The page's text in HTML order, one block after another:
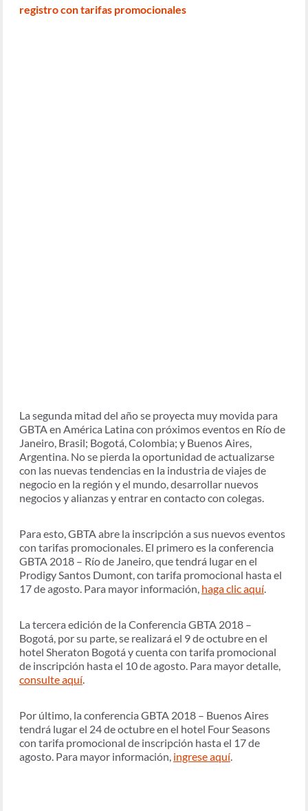
registro con tarifas promocionales
La segunda mitad del año se proyecta muy movida para
GBTA en América Latina con próximos eventos en Río de
Janeiro, Brasil; Bogotá, Colombia; y Buenos Aires,
Argentina. No se pierda la oportunidad de actualizarse
con las nuevas tendencias en la industria de viajes de
negocio en la región y el mundo, desarrollar nuevos
negocios y alianzas y entrar en contacto con colegas.
Para esto, GBTA abre la inscripción a sus nuevos eventos
con tarifas promocionales. El primero es la conferencia
GBTA 2018 – Río de Janeiro, que tendrá lugar en el
Prodigy Santos Dumont, con tarifa promocional hasta el
17 de agosto. Para mayor información, haga clic aquí.
La tercera edición de la Conferencia GBTA 2018 –
Bogotá, por su parte, se realizará el 9 de octubre en el
hotel Sheraton Bogotá y cuenta con tarifa promocional
de inscripción hasta el 10 de agosto. Para mayor detalle,
consulte aquí.
Por último, la conferencia GBTA 2018 – Buenos Aires
tendrá lugar el 24 de octubre en el hotel Four Seasons
con tarifa promocional de inscripción hasta el 17 de
agosto. Para mayor información, ingrese aquí.